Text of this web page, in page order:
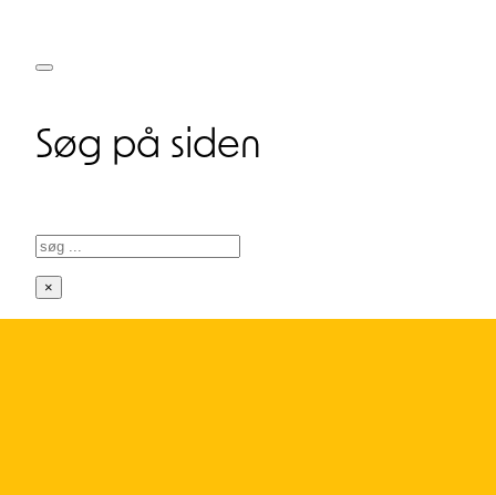
Søg på siden
Søg
×